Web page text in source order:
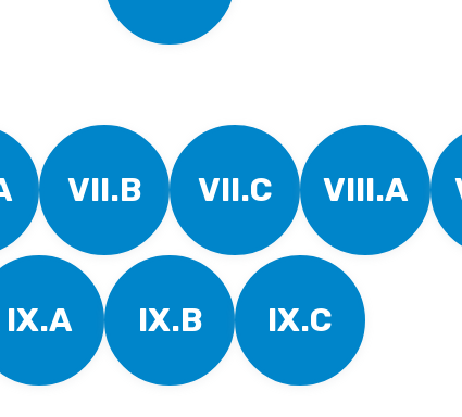
VII.B VII.C VIII.A
IX.A IX.B IX.C